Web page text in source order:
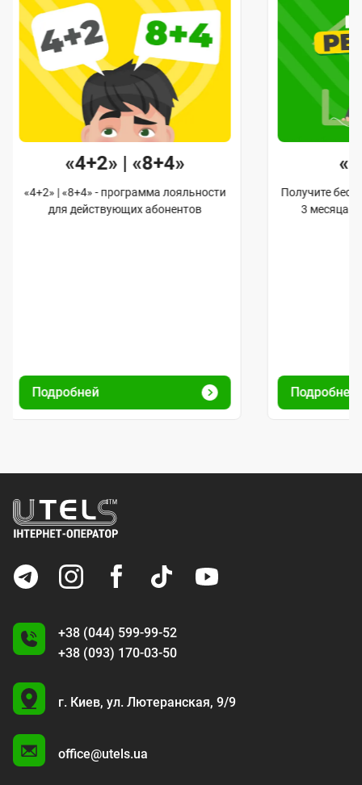
«4+2» | «8+4»
«4+2» | «8+4» - программа лояльности
для действующих абонентов
Подробней
Получите
3 месяца
Подробней
+38 (044) 599-99-52
+38 (093) 170-03-50
U
г. Киев, ул. Лютеранская, 9/9
office@utels.ua